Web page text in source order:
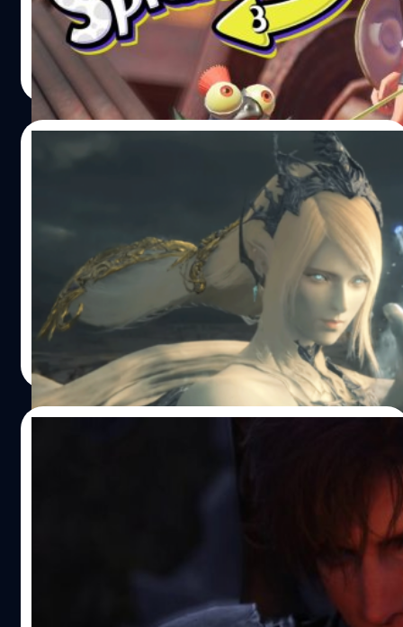
วงศกร ปฐมชัยวัฒน์| 1515 days ago
Read More
Square Enix เผยตัวอย่างเกมเพลย์ Final
Fantasy XVI พร้อมวางจำหน่ายในฤดูร้อน
ของปี 2023
ตามมาด้วยเกมปิดท้ายงาน State of Play ของ PlayStation
ทาง Square Enix ผู้พัฒนาซีรีส์เกม Final Fantasy ได้เผย
ตัวอย่างเกมเพลย์จาก Final Fantasy XVI หลังจากที่ได้
ประกาศเปิดตัวไปตั้งแต่ปี 2020 และไม่มีการเผยฟุตเทจเพิ่ม
เติมหลังจากนั้น โดยในภาคนี้ จะสังเกตได้ว่าสภาพแวดล้อมใน
เกมต่าง ๆ จะมีสไตล์จากโลกแฟนตาซีในยุคกลาง ซึ่งก็เหมือน
กับที่ทางทีมงานเคยได้กล่าวไว้ว่าต้องการให้ตัวเกมภาคใหม่
ล่าสุด มีธีมคล้ายกับเกมภาคแรก ๆ ของซีรีส์ อย่างไรก็ตาม
เกมเพลย์ของภาคนี้ก็มีรูปแบบเป็น Real Time Action RPG
กรณ์รัฐภาส ธนวัตไชยศรี| 1526 days ago
Read More
ตัวอย่างล่าสุดของ Final Fantasy XVI เสร็จสมบูรณ์แล้ว และ
กำลังจะเปิดตัวในเร็วๆ นี้ โปรดิวเซอร์ Naoki Yoshida กล่าวใน
ระหว่างการสตรีมสด ในวันนี้